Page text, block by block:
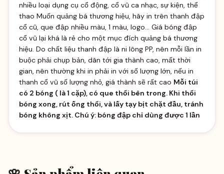
nhiều loại dụng cụ cổ động, cổ vũ ca nhạc, sự kiện, thể
thao Muốn quảng bá thương hiệu, hãy in trên thanh đập
cổ cũ, que đập nhiều màu, 1 màu, logo... Giá bóng đập
cổ vũ lại khá là rẻ cho một mục đích quảng bá thương
hiệu. Do chất liệu thanh đập là ni lông PP, nên mỗi lần in
buộc phải chụp bản, dãn tới gia thành cao, mất thời
gian, nên thường khi in phải in với số lượng lớn, nếu in
thanh cổ vũ số lượng nhỏ, giá thành sẽ rất cao Mỗi túi
có 2 bóng ( là 1 cặp), có que thổi bên trong. Khi thổi
bóng xong, rút ống thổi, và lấy tạy bịt chặt đầu, tránh
bóng không xịt. Chú ý: bóng đập chỉ dùng được 1 lần